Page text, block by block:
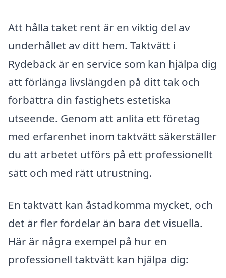
Att hålla taket rent är en viktig del av
underhållet av ditt hem. Taktvätt i
Rydebäck är en service som kan hjälpa dig
att förlänga livslängden på ditt tak och
förbättra din fastighets estetiska
utseende. Genom att anlita ett företag
med erfarenhet inom taktvätt säkerställer
du att arbetet utförs på ett professionellt
sätt och med rätt utrustning.
En taktvätt kan åstadkomma mycket, och
det är fler fördelar än bara det visuella.
Här är några exempel på hur en
professionell taktvätt kan hjälpa dig: